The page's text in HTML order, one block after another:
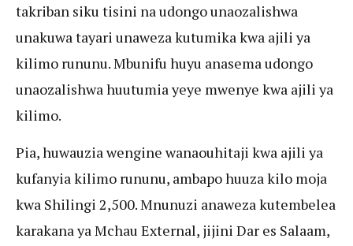
takriban siku tisini na udongo unaozalishwa
unakuwa tayari unaweza kutumika kwa ajili ya
kilimo rununu. Mbunifu huyu anasema udongo
unaozalishwa huutumia yeye mwenye kwa ajili ya
kilimo.
Pia, huwauzia wengine wanaouhitaji kwa ajili ya
kufanyia kilimo rununu, ambapo huuza kilo moja
kwa Shilingi 2,500. Mnunuzi anaweza kutembelea
karakana ya Mchau External, jijini Dar es Salaam,